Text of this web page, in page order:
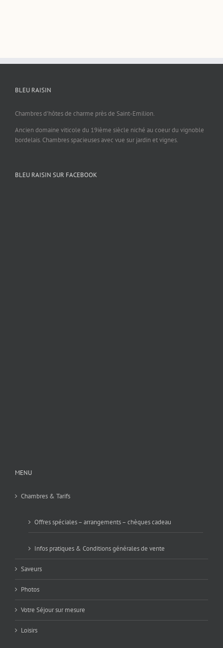
BLEU RAISIN
Chambres d'hôtes de charme près de Saint-Emilion.
Ancien domaine viticole du 19ième siècle niché au coeur du vignoble
bordelais. Chambres spacieuses avec vue sur jardin et vignes.
BLEU RAISIN SUR FACEBOOK
MENU
Chambres & Tarifs
Offres spéciales – arrangements – chèques cadeau
Infos pratiques & Conditions générales de vente
Saveurs
Photos
Votre Séjour sur mesure
Loisirs